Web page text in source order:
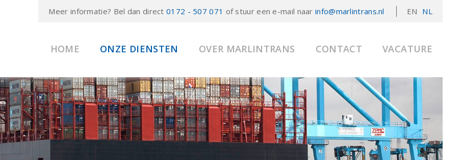
Meer informatie? Bel dan direct0172 - 507 071 of stuur een e-mail naarinfo@marlintrans.nl EN NL
HOME ONZE DIENSTEN OVER MARLINTRANS CONTACT VACATURE